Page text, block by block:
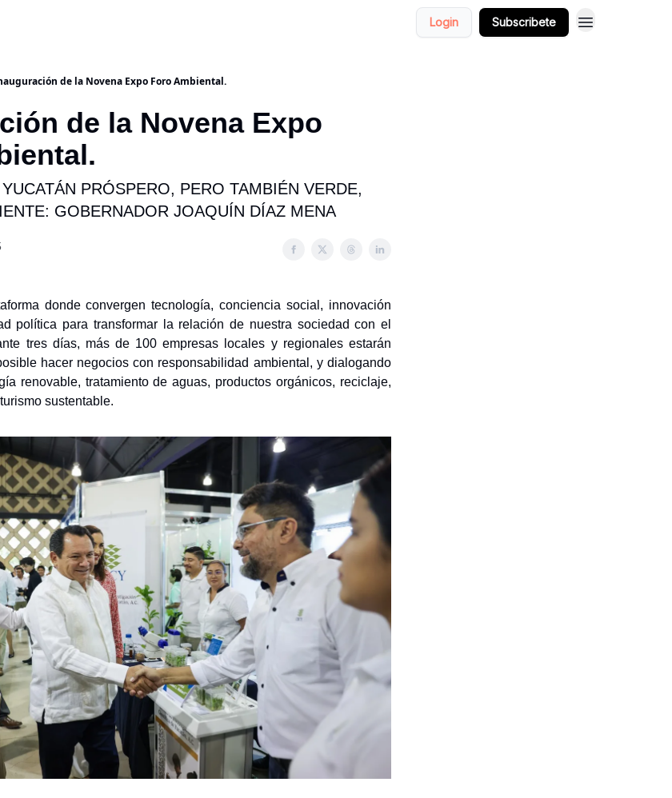
Login Subscribete
de la Novena Expo Foro Ambiental.
de la Novena Expo
PRÓSPERO, PERO TAMBIÉN VERDE,
GOBERNADOR JOAQUÍN DÍAZ MENA
donde convergen tecnología, conciencia social, innovación
política para transformar la relación de nuestra sociedad con el
tres días, más de 100 empresas locales y regionales estarán
hacer negocios con responsabilidad ambiental, y dialogando
renovable, tratamiento de aguas, productos orgánicos, reciclaje,
sustentable.